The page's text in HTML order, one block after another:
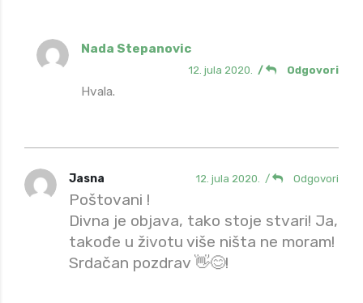
Nada Stepanovic
12. jula 2020. / Odgovori
Hvala.
Jasna 12. jula 2020. / Odgovori
Poštovani !
Divna je objava, tako stoje stvari! Ja,
takođe u životu više ništa ne moram!
Srdačan pozdrav 👋😊!